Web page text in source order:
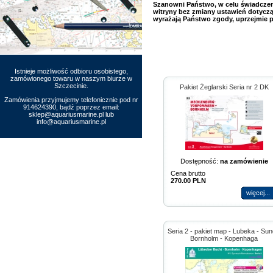
Istnieje możliwość odbioru osobistego,
zamówionego towaru w naszym biurze w
Szczecinie.
Zamówienia przyjmujemy telefonicznie pod nr
914624390, bądź poprzez email:
sklep@aquariusmarine.pl lub
info@aquariusmarine.pl
Szanowni Państwo, w celu
witryny bez zmiany ustawień
wyrażają Państwo zgody, uprzejmie
Pakiet Żeglarski Seria nr 2 DK
Dostępność: na zamówienie
Cena brutto
270.00 PLN
więcej...
Seria 2 - pakiet map - Lubeka -
Bornholm - Kopenhaga